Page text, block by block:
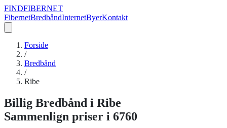
FINDFIBERNET
FibernetBredbåndInternetByerKontakt
Forside
/
Bredbånd
/
Ribe
Billig Bredbånd i Ribe
Sammenlign priser i 6760